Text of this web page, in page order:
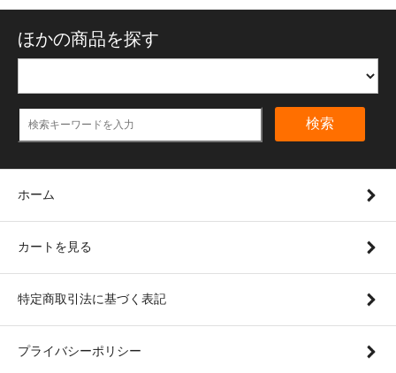
ほかの商品を探す
検索
ホーム
カートを見る
特定商取引法に基づく表記
プライバシーポリシー